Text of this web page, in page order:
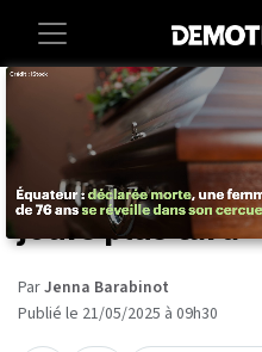
Insolite
Il gagne 148
loterie... mais
jours plus tard
ParJenna Barabinot
Publié le 21/05/2025 à 09h30